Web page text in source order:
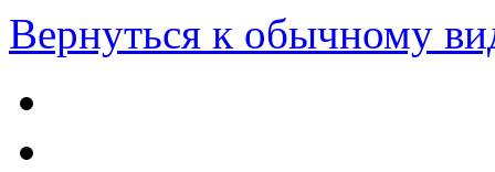
Вернуться к обычному